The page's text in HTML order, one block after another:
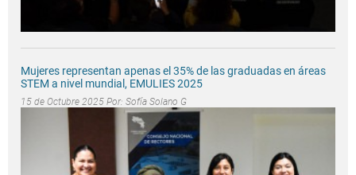
Mujeres representan apenas el 35% de las graduadas en áreas
STEM a nivel mundial, EMULIES 2025
15 de Octubre 2025 Por: Sofía Solano G